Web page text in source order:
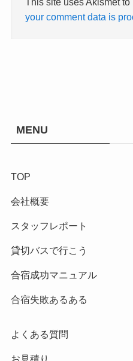
your comment data is
MENU
TOP
会社概要
スタッフレポート
貸切バスで行こう
合宿成功マニュアル
合宿失敗あるある
よくある質問
お見積り